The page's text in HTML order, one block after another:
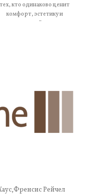
тех, кто одинаково ценит
комфорт, эстетику и
практичность. В составе —
Рейчел